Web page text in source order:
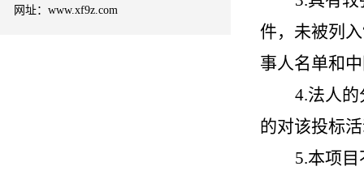
网址：www.xf9z.com
件，未被列
事人名单和
4.法人
的对该投标
5.本项